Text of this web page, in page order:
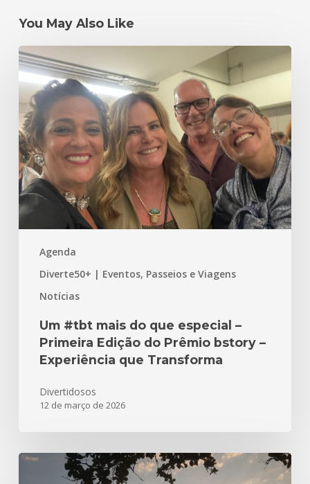
You May Also Like
Agenda
Diverte50+ | Eventos, Passeios e Viagens
Notícias
Um
#tbt
mais
do
que
especial
–
Primeira
Edição
do
bstory
Transforma
Um #tbt mais do que especial –
Primeira Edição do Prêmio bstory –
Experiência que Transforma
Divertidosos
12 de março de 2026
Parabéns